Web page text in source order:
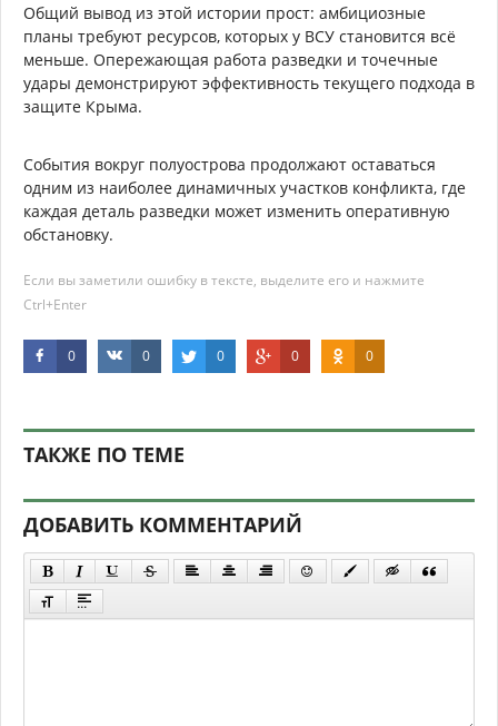
Общий вывод из этой истории прост: амбициозные
планы требуют ресурсов, которых у ВСУ становится всё
меньше. Опережающая работа разведки и точечные
удары демонстрируют эффективность текущего подхода в
защите Крыма.
События вокруг полуострова продолжают оставаться
одним из наиболее динамичных участков конфликта, где
каждая деталь разведки может изменить оперативную
обстановку.
Если вы заметили ошибку в тексте, выделите его и нажмите
Ctrl+Enter
0 0 0 0 0
ТАКЖЕ ПО ТЕМЕ
ДОБАВИТЬ КОММЕНТАРИЙ